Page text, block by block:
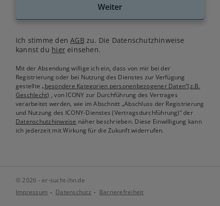
Weiter
Ich stimme denAGB zu. Die Datenschutzhinweise
kannst du hiereinsehen.
Mit der Absendung willige ich ein, dass von mir bei der
Registrierung oder bei Nutzung des Dienstes zur Verfügung
gestellte„besondere Kategorien personenbezogener Daten“(z.B.
Geschlecht) , von ICONY zur Durchführung des Vertrages
verarbeitet werden, wie im Abschnitt „Abschluss der Registrierung
und Nutzung des ICONY-Dienstes (Vertragsdurchführung)“ der
Datenschutzhinweise näher beschrieben. Diese Einwilligung kann
ich jederzeit mit Wirkung für die Zukunft widerrufen.
© 2026 - er-sucht-ihn.de
Impressum
Datenschutz Barrierefreiheit